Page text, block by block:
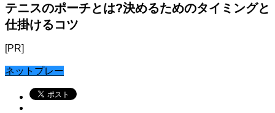
テニスのポーチとは?決めるためのタイミングと
仕掛けるコツ
[PR]
ネットプレー